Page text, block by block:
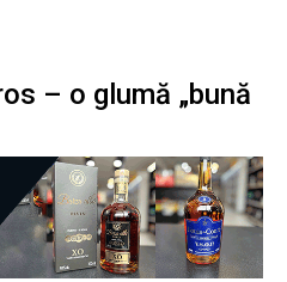
– o glumă „bună